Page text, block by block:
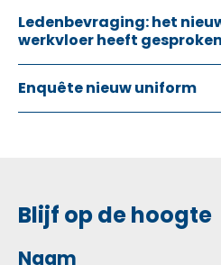
Ledenbevraging: het
werkvloer heeft
Enquête nieuw uniform
Blijf op de hoogte